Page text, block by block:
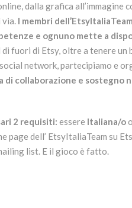
dalla grafica all’immagine
via. I membri
e ognuno mette a
di fuori di Etsy, oltre a tenere un
network, partecipiamo e
di collaborazione e sostegno
2 requisiti: essere Italiana/o
page dell’ EtsyItaliaTeam su
list. E il gioco è fatto.